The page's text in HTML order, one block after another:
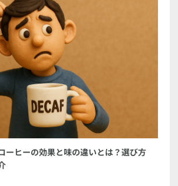
ーヒーの効果と味の違いとは？選び方